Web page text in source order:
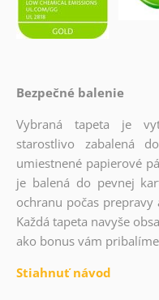
Bezpečné balenie
Vybraná tapeta je
starostlivo zabalená
umiestnené papierové
je balená do pevnej
ochranu počas
Každá tapeta navyše
ako bonus vám
Stiahnuť návod